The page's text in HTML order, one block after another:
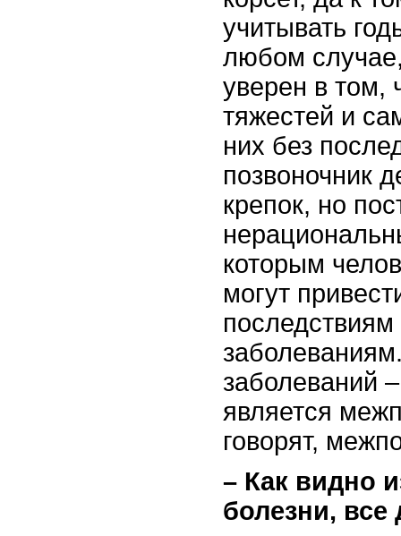
учитывать
любом
уверен в том,
тяжестей и
них без
позвоночник
крепок, но
которым
могут
последствиям
заболеваний
является
говорят,
– Как видно
болезни, все